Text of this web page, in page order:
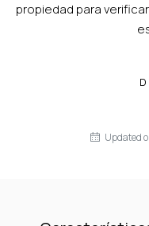
propiedad para
Updated